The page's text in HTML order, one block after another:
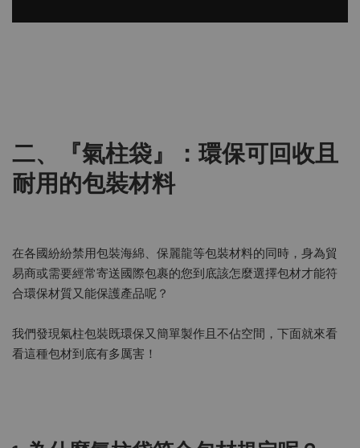
二、『氣柱袋』：環保可回收且
耐用的包裝材料
在各國紛紛禁用包裝海綿、保麗龍等包裝材料的同時，身為貿
易商或需要經常寄送國際包裹的您到底該怎麼選擇包材才能符
合環保材質又能保護產品呢？
我們發現氣柱包裝既環保又簡單製作且不佔空間，下面就來看
看這種包材到底有多厲害！